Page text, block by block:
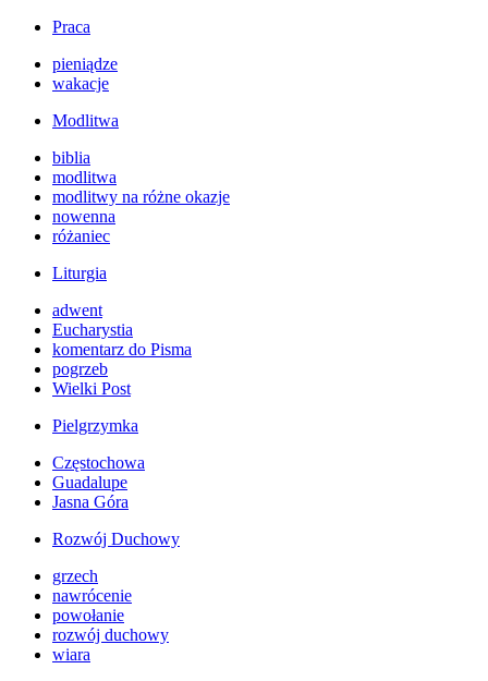
Praca
pieniądze
wakacje
Modlitwa
biblia
modlitwa
modlitwy na różne okazje
nowenna
różaniec
Liturgia
adwent
Eucharystia
komentarz do Pisma
pogrzeb
Wielki Post
Pielgrzymka
Częstochowa
Guadalupe
Jasna Góra
Rozwój Duchowy
grzech
nawrócenie
powołanie
rozwój duchowy
wiara